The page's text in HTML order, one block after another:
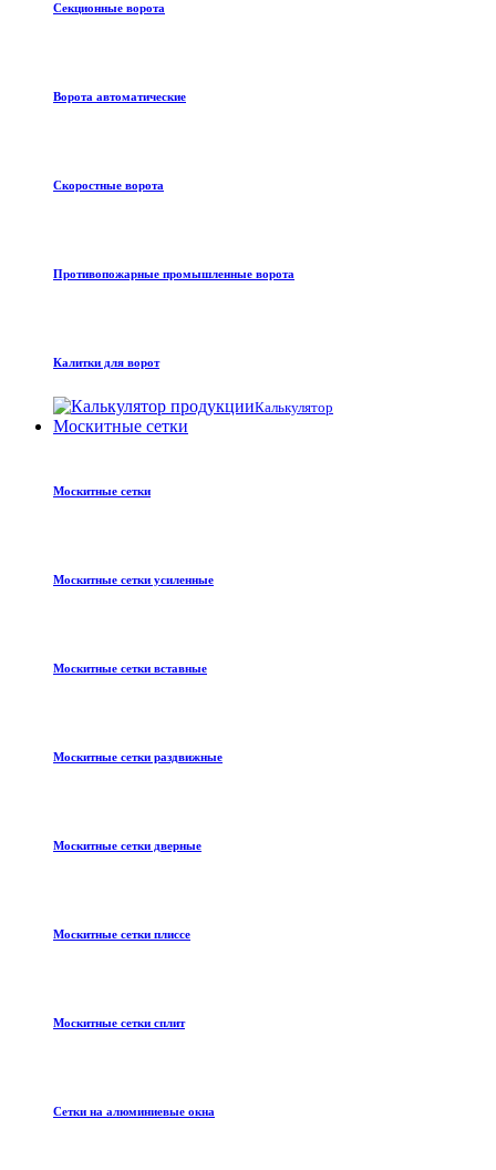
Секционные ворота
Ворота автоматические
Скоростные ворота
Противопожарные промышленные ворота
Калитки для ворот
Калькулятор
Москитные сетки
Москитные сетки
Москитные сетки усиленные
Москитные сетки вставные
Москитные сетки раздвижные
Москитные сетки дверные
Москитные сетки плиссе
Москитные сетки сплит
Сетки на алюминиевые окна